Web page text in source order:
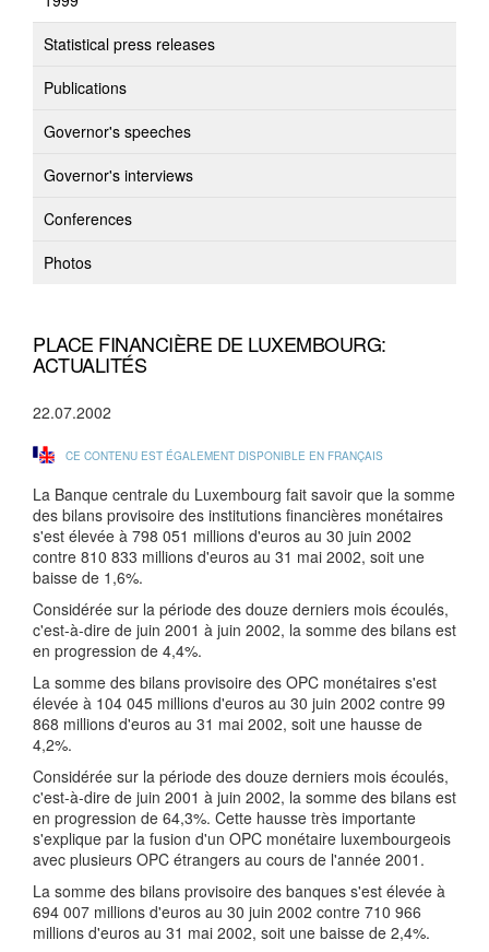
Statistical press releases
Publications
Governor's speeches
Governor's interviews
Conferences
Photos
PLACE FINANCIÈRE DE LUXEMBOURG:
ACTUALITÉS
22.07.2002
CE CONTENU EST ÉGALEMENT DISPONIBLE EN FRANÇAIS
La Banque centrale du Luxembourg fait savoir que la somme
des bilans provisoire des institutions financières monétaires
s'est élevée à 798 051 millions d'euros au 30 juin 2002
contre 810 833 millions d'euros au 31 mai 2002, soit une
baisse de 1,6%.
Considérée sur la période des douze derniers mois écoulés,
c'est-à-dire de juin 2001 à juin 2002, la somme des bilans est
en progression de 4,4%.
La somme des bilans provisoire des OPC monétaires s'est
élevée à 104 045 millions d'euros au 30 juin 2002 contre 99
868 millions d'euros au 31 mai 2002, soit une hausse de
4,2%.
Considérée sur la période des douze derniers mois écoulés,
c'est-à-dire de juin 2001 à juin 2002, la somme des bilans est
en progression de 64,3%. Cette hausse très importante
s'explique par la fusion d'un OPC monétaire luxembourgeois
avec plusieurs OPC étrangers au cours de l'année 2001.
La somme des bilans provisoire des banques s'est élevée à
694 007 millions d'euros au 30 juin 2002 contre 710 966
millions d'euros au 31 mai 2002, soit une baisse de 2,4%.